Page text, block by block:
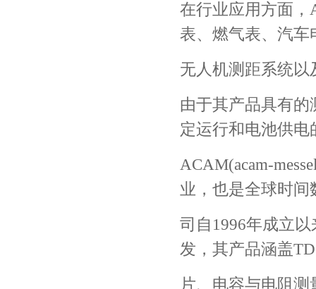
在行业应用方面
表、燃气表、汽车
无人机测距系统
由于其产品具有
定运行和电池供
ACAM(acam-
业，也是全球时
司自1996年成立
发，其产品涵盖
片、电容与电阻